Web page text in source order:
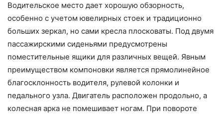
Водительское место дает хорошую обзорность,
особенно с учетом ювелирных стоек и традиционно
больших зеркал, но сами кресла плосковаты. Под двумя
пассажирскими сиденьями предусмотрены
поместительные ящики для различных вещей. Явным
преимуществом компоновки является прямолинейное
благосклонность водителя, рулевой колонки и
педального узла. Двигатель расположен продольно, а
колесная арка не помешивает ногам. При повороте